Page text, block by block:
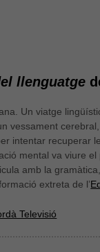
llenguatge
Un viatge
vessament
intentar recuperar
mental va viure
amb la
extreta de l’
Televisió